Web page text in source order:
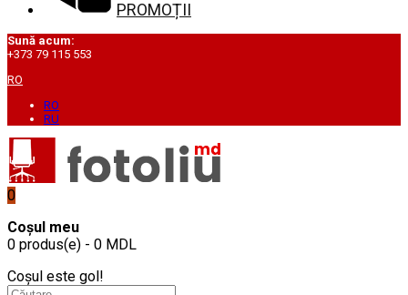
PROMOȚII
Sună acum:
+373 79 115 553
RO
RO
RU
0
Coșul meu
0 produs(e) - 0 MDL
Coșul este gol!